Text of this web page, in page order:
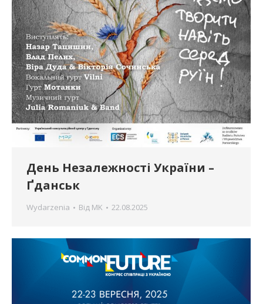
День Незалежності України –
Ґданськ
Wydarzenia Від MK 22.08.2025